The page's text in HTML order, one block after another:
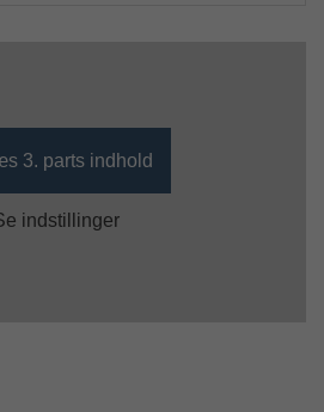
3. parts indhold
indstillinger